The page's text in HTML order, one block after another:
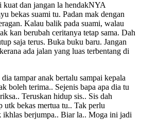
kuat dan jangan la hendakNYA
bekas suami tu. Padan mak dengan
Kalau balik pada suami, walau
kan berubah ceritanya tetap sama. Dah
saja terus. Buka buku baru. Jangan
ada jalan yang luas terbentang di
tampar anak bertalu sampai kepala
boleh terima.. Sejenis bapa apa dia tu
Teruskan hidup sis.. Sis dah
utk bekas mertua tu.. Tak perlu
ikhlas berjumpa.. Biar la.. Moga ini jadi